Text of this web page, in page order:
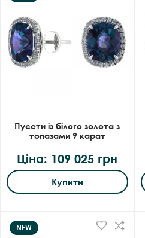
Пусети із білого золота з
топазами 9 карат
Ціна: 109 025 грн
Купити
NEW